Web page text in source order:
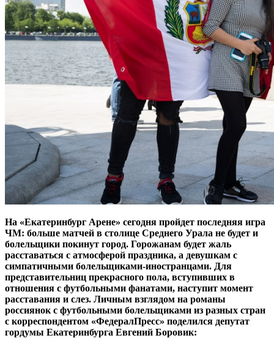
На «Екатеринбург Арене» сегодня пройдет последняя игра
ЧМ: больше матчей в столице Среднего Урала не будет и
болельщики покинут город. Горожанам будет жаль
расставаться с атмосферой праздника, а девушкам с
симпатичными болельщиками-иностранцами. Для
представительниц прекрасного пола, вступивших в
отношения с футбольными фанатами, наступит момент
расставания и слез. Личным взглядом на романы
россиянок с футбольными болельщиками из разных стран
с корреспондентом «ФедералПресс» поделился депутат
гордумы Екатеринбурга Евгений Боровик: